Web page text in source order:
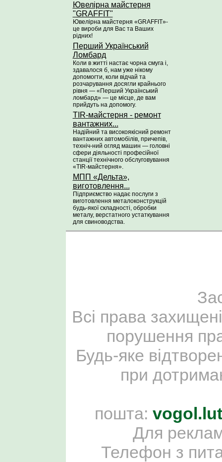
Ювелірна майстерня
"GRAFFIT"
Ювелірна майстерня «GRAFFIT»-
це вироби для Вас та Ваших
рідних!
Перший Український
Ломбард
Коли в житті настає чорна смуга і,
здавалося б, нам уже нікому
допомогти, коли відчай та
розчарування досягли крайнього
рівня — «Перший Український
ломбард» — це місце, де вам
прийдуть на допомогу.
TIR-майстерня - ремонт
вантажних...
Надійний та високоякісний ремонт
вантажних автомобілів, причепів,
техніч-ний огляд машин — головні
сфери діяльності професійної
станції технічного обслуговування
«TIR-майстерня».
МПП «Дельта»,
виготовлення...
Підприємство надає послуги з
виготовлення металоконструкцій
будь-якої складності, обробки
металу, верстатного устаткування
для свиноводства.
Всі права
порушення
Будь-яке
при
пошта:
Для
Телефон з